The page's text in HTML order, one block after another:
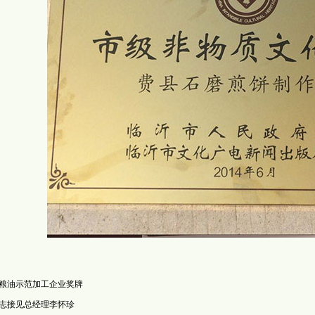
油示范加工企业奖牌
接见总经理李怀珍